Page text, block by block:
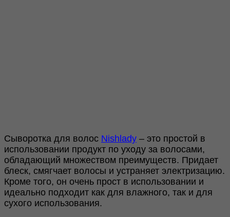
Сыворотка для волос Nishlady – это простой в
использовании продукт по уходу за волосами,
обладающий множеством преимуществ. Придает
блеск, смягчает волосы и устраняет электризацию.
Кроме того, он очень прост в использовании и
идеально подходит как для влажного, так и для
сухого использования.